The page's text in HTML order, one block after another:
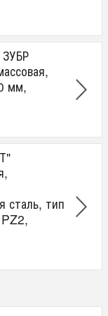
ЗУБР
мм,
сталь, тип